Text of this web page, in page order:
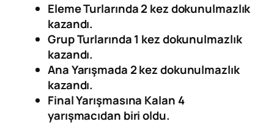
Eleme Turlarında 2 kez dokunulmazlık
kazandı.
Grup Turlarında 1 kez dokunulmazlık
kazandı.
Ana Yarışmada 2 kez dokunulmazlık
kazandı.
Final Yarışmasına Kalan 4
yarışmacıdan biri oldu.